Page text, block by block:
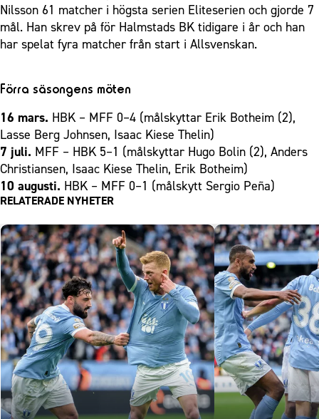
Nilsson 61 matcher i högsta serien Eliteserien och gjorde 7
mål. Han skrev på för Halmstads BK tidigare i år och han
har spelat fyra matcher från start i Allsvenskan.
Förra säsongens möten
16 mars. HBK – MFF 0–4 (målskyttar Erik Botheim (2),
Lasse Berg Johnsen, Isaac Kiese Thelin)
7 juli. MFF – HBK 5–1 (målskyttar Hugo Bolin (2), Anders
Christiansen, Isaac Kiese Thelin, Erik Botheim)
10 augusti. HBK – MFF 0–1 (målskytt Sergio Peña)
RELATERADE NYHETER